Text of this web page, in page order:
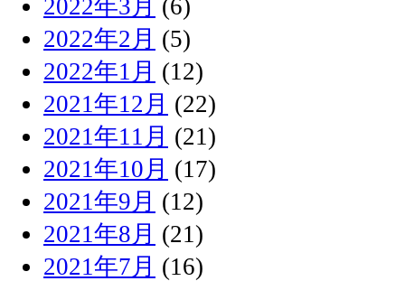
2022年3月 (6)
2022年2月 (5)
2022年1月 (12)
2021年12月 (22)
2021年11月 (21)
2021年10月 (17)
2021年9月 (12)
2021年8月 (21)
2021年7月 (16)